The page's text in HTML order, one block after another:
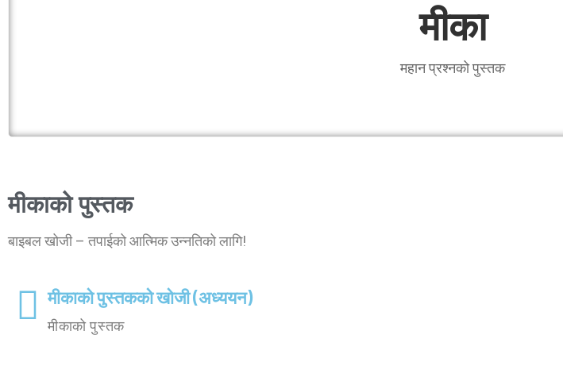
मीका
महान प्रश्नको पुस्तक
मीकाको पुस्तक
बाइबल खोजी – तपाईको आत्मिक उन्‍नतिको लागि!
मीकाको पुस्तकको खोजी (अध्ययन)
मीकाको पुस्तक